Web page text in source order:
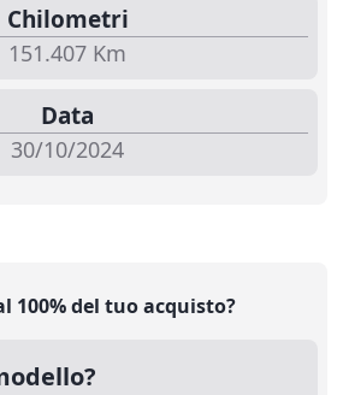
Chilometri
151.407 Km
Data
30/10/2024
100% del tuo acquisto?